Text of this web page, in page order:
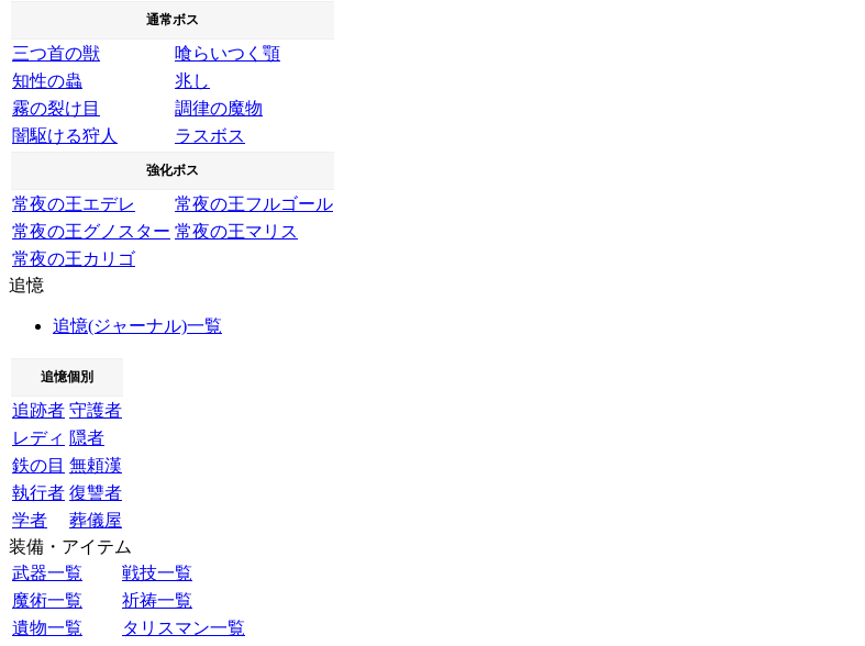
通常ボス
三つ首の獣
喰らいつく顎
知性の蟲
兆し
霧の裂け目
調律の魔物
闇駆ける狩人
ラスボス
強化ボス
常夜の王エデレ
常夜の王フルゴール
常夜の王グノスター 常夜の王マリス
常夜の王カリゴ
追憶
追憶(ジャーナル)一覧
追憶個別
追跡者 守護者
レディ 隠者
鉄の目 無頼漢
執行者 復讐者
学者
葬儀屋
装備・アイテム
武器一覧
戦技一覧
魔術一覧
祈祷一覧
遺物一覧
タリスマン一覧